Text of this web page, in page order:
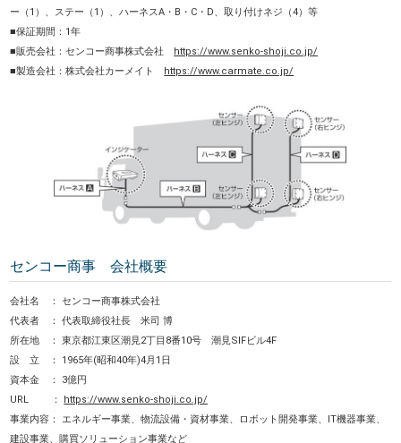
ー（1）、ステー（1）、ハーネスA・B・C・D、取り付けネジ（4）等
■保証期間：1年
■販売会社：センコー商事株式会社
https://www.senko-shoji.co.jp/
■製造会社：株式会社カーメイト
https://www.carmate.co.jp/
センコー商事 会社概要
会社名 ： センコー商事株式会社
代表者 ： 代表取締役社長 米司 博
所在地 ： 東京都江東区潮見2丁目8番10号 潮見SIFビル4F
設 立 ： 1965年(昭和40年)4月1日
資本金 ： 3億円
URL ：
https://www.senko-shoji.co.jp/
事業内容： エネルギー事業、物流設備・資材事業、ロボット開発事業、IT機器事業、
建設事業、購買ソリューション事業など